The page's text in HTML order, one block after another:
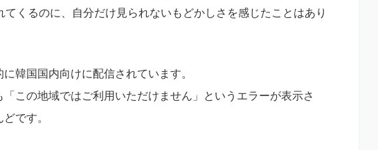
くるのに、自分だけ見られないもどかしさを感じたことはあり
韓国国内向けに配信されています。
この地域ではご利用いただけません」というエラーが表示さ
です。